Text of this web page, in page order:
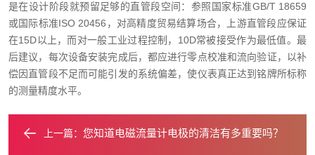
是在设计阶段就预留足够的直管段空间：参照国家标准GB/T 18659
或国际标准ISO 20456，对高精度贸易结算场合，上游直管段应保证
在15D以上，而对一般工业过程控制，10D常被接受作为最低值。最
后建议，每次设备安装完成后，都应进行零点校准和流向验证，以补
偿因直管段不足而可能引发的系统偏差，使仪表真正达到铭牌所标称
的测量精度水平。
上一篇： 您知道电磁流量计电极的清洁有多重要吗？